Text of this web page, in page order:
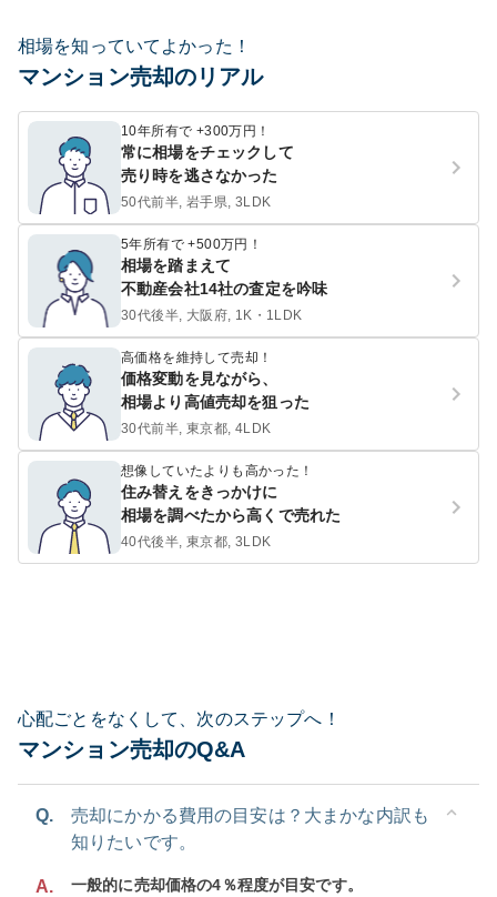
相場を知っていてよかった！
マンション売却のリアル
10年所有で +300万円！
常に相場をチェックして
売り時を逃さなかった
50代前半, 岩手県, 3LDK
5年所有で +500万円！
相場を踏まえて
不動産会社14社の査定を吟味
30代後半, 大阪府, 1K・1LDK
高価格を維持して売却！
価格変動を見ながら、
相場より高値売却を狙った
30代前半, 東京都, 4LDK
想像していたよりも高かった！
住み替えをきっかけに
相場を調べたから高くで売れた
40代後半, 東京都, 3LDK
心配ごとをなくして、次のステップへ！
マンション売却のQ&A
Q.
売却にかかる費用の目安は？大まかな内訳も
知りたいです。
A.
一般的に売却価格の4％程度が目安です。